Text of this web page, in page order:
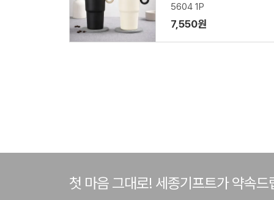
5604 1P
7,550원
첫 마음 그대로! 세종기프트가 약속드